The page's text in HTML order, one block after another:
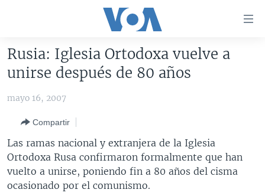
accesibilidad
contenido
principal
Salte
navegador
principal
Salte
AMÉRICA DEL NORTE
MÉXICO
HAITÍ
ELECCIONES EEUU 2024
ELECCIONES EEUU
VOTO DIVIDIDO
VOA VERIFICA
VOA VERIFICA UCRANIA/RUSIA
VOA VERIFICA INMIGRACIÓN
VOA VERIFICA AMÉRICA LATINA
AMÉRICA LATINA
ARGENTINA
BOLIVIA
COLOMBIA
CHINA EN AMÉRICA LATINA
CENTROAMÉRICA
COSTA RICA
OTRAS SECCIONES
Rusia: Iglesia Ortodoxa vuelve a
unirse después de 80 años
mayo 16, 2007
Compartir
Las ramas nacional y extranjera de la Iglesia
Ortodoxa Rusa confirmaron formalmente que han
vuelto a unirse, poniendo fin a 80 años del cisma
ocasionado por el comunismo.